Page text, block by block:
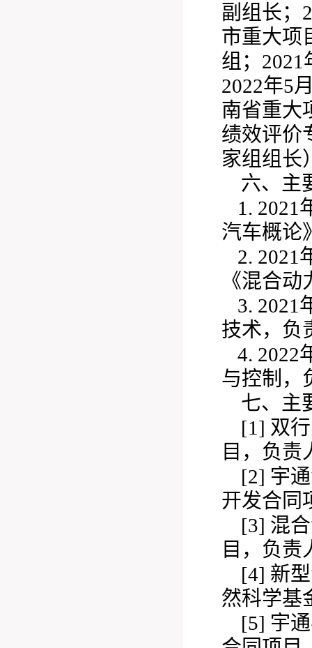
副组长；
市重大项
组；
2022年5
南省重大
绩效评价
家组组长
六、主
1. 2021
汽车概论
2. 2021
《混合
3. 2021
技术，负
4. 2022
与控制，
七、主
[1] 双
目，负责
[2] 宇
开发合同
[3] 混
目，负责
[4] 新
然科学基
[5] 宇